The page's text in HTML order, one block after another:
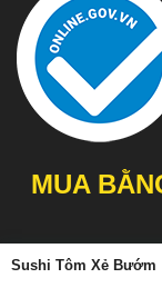
Sushi Tôm Xẻ Bướm
MUA